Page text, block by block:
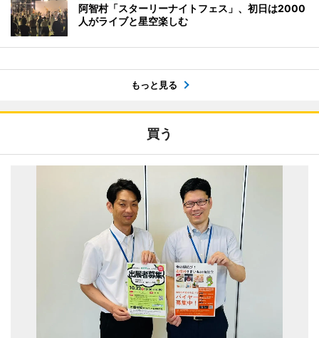
阿智村「スターリーナイトフェス」、初日は2000
人がライブと星空楽しむ
もっと見る
買う